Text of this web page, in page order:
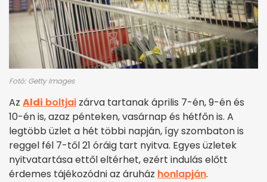
Fotó: Getty Images
Az Aldi boltjai zárva tartanak április 7-én, 9-én és
10-én is, azaz pénteken, vasárnap és hétfőn is. A
legtöbb üzlet a hét többi napján, így szombaton is
reggel fél 7-től 21 óráig tart nyitva. Egyes üzletek
nyitvatartása ettől eltérhet, ezért indulás előtt
érdemes tájékozódni az áruház honlapján.